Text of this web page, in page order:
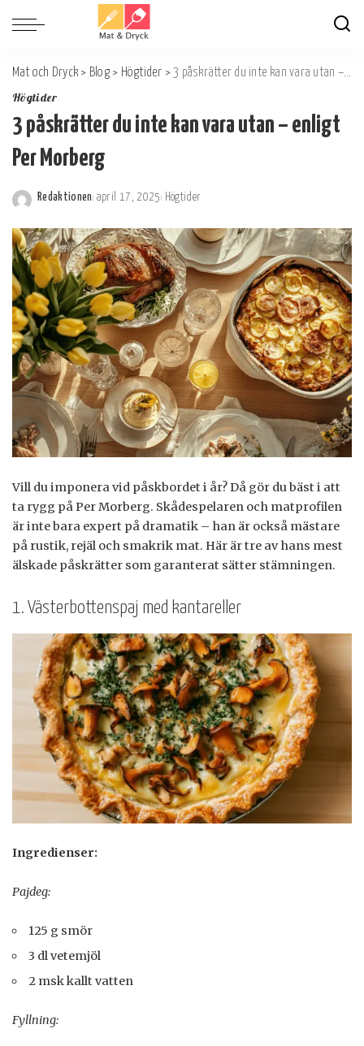
Mat och Dryck > Blog> Högtider >3 påskrätter du inte kan vara utan – enligt Per Morberg
Högtider
3 påskrätter du inte kan vara utan – enligt
Per Morberg
av
Redaktionen april 17, 2025 Högtider
Vill du imponera vid påskbordet i år? Då gör du bäst i att
ta rygg på Per Morberg. Skådespelaren och matprofilen
är inte bara expert på dramatik – han är också mästare
på rustik, rejäl och smakrik mat. Här är tre av hans mest
älskade påskrätter som garanterat sätter stämningen.
1. Västerbottenspaj med kantareller
Ingredienser:
Pajdeg:
125 g smör
3 dl vetemjöl
2 msk kallt vatten
Fyllning: